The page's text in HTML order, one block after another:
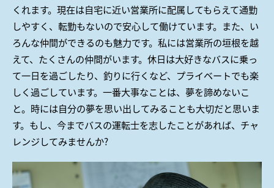
くれます。現在は自宅に近い営業所に配属してもらえて通勤
しやすく、転勤もないので安心して働けています。また、い
ろんな仲間ができるのも魅力です。私には営業所の垣根を越
えて、たくさんの仲間がいます。休日は大好きなバスに乗っ
て一日を過ごしたり、釣りに行くなど、プライベートでも楽
しく過ごしています。一番大事なことは、夢を諦めないこ
と。時には自分の夢を思い出してみることも大切だと思いま
す。もし、今までバスの運転士を志したことがあれば、チャ
レンジしてみませんか?